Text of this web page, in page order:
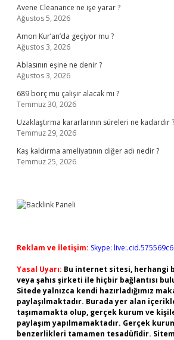
Avene Cleanance ne işe yarar ?
Ağustos 5, 2026
Amon Kur’an’da geçiyor mu ?
Ağustos 3, 2026
Ablasının eşine ne denir ?
Ağustos 3, 2026
689 borç mu çalişir alacak mı ?
Temmuz 30, 2026
Uzaklaştırma kararlarının süreleri ne kadardır ?
Temmuz 29, 2026
Kaş kaldırma ameliyatının diğer adı nedir ?
Temmuz 25, 2026
Reklam ve İletişim: Skype:
Yasal Uyarı: Bu internet sitesi, herhangi
veya şahıs şirketi ile hiçbir bağlantısı
Sitede yalnızca kendi hazırladığımız
paylaşılmaktadır. Burada yer alan
taşımamakta olup, gerçek kurum ve
paylaşım yapılmamaktadır. Gerçek
benzerlikleri tamamen tesadüfidir.